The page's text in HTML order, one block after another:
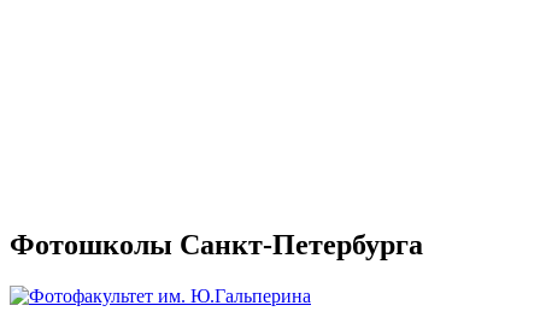
Фотошколы Санкт-Петербурга